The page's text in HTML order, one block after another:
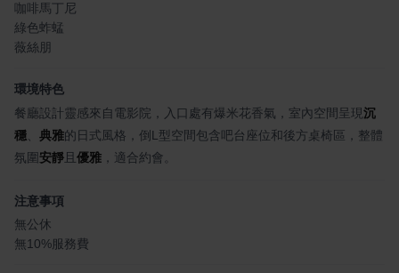
咖啡馬丁尼
綠色蚱蜢
薇絲朋
環境特色
餐廳設計靈感來自電影院，入口處有爆米花香氣，室內空間呈現沉
穩
典雅的日式風格，倒L型空間包含吧台座位和後方桌椅區，整體
氛圍安靜 且 優雅 ，適合約會。
注意事項
無公休
無10%服務費